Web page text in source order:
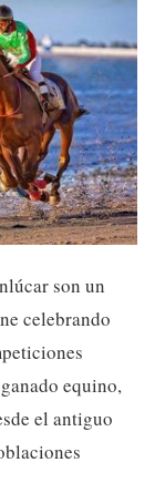
son un
celebrando
equino,
el antiguo